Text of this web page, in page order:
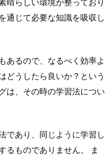
通じて必要な知識を吸収し
あるので、なるべく効率よ
どうしたら良いか？という
は、その時の学習法につい
であり、同じように学習し
るものでありません。 ま